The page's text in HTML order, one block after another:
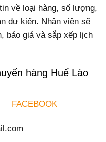
về loại hàng, số lượng,
dự kiến. Nhân viên sẽ
báo giá và sắp xếp lịch
hàng Huế Lào
FACEBOOK